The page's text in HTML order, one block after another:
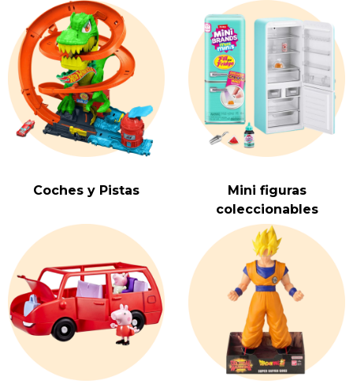
Coches y Pistas
Mini figuras
coleccionables